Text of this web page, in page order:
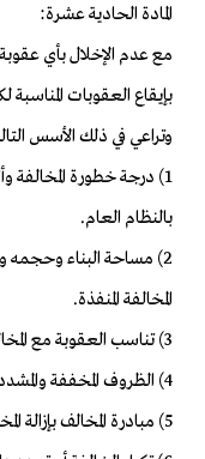
المادة الحادية عشرة:
مع عدم الإخلال بأي
بإيقاع العقوبات
وتراعي في ذلك الأسس
1) درجة خطورة المخالفة
بالنظام العام.
2) مساحة البناء وحجمه
المخالفة المنفذة.
3) تناسب العقوبة مع المخالفة.
4) الظروف المخففة والمشددة المصاحبة لارتكاب المخالفة.
5) مبادرة المخالف بإزالة المخالفة أو تصحيحها.